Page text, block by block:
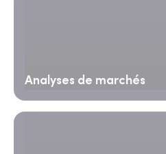
Analyses de marchés